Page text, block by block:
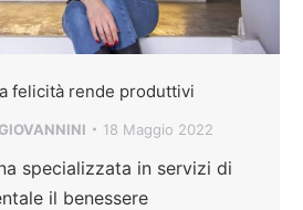
felicità rende produttivi
18 Maggio 2022
specializzata in servizi di
il benessere